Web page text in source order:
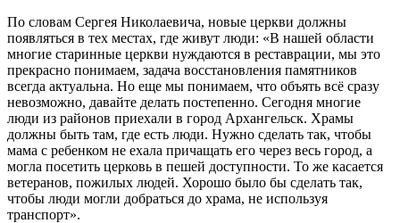
По словам Сергея Николаевича, новые церкви должны
появляться в тех местах, где живут люди: «В нашей области
многие старинные церкви нуждаются в реставрации, мы это
прекрасно понимаем, задача восстановления памятников
всегда актуальна. Но еще мы понимаем, что объять всё сразу
невозможно, давайте делать постепенно. Сегодня многие
люди из районов приехали в город Архангельск. Храмы
должны быть там, где есть люди. Нужно сделать так, чтобы
мама с ребенком не ехала причащать его через весь город, а
могла посетить церковь в пешей доступности. То же касается
ветеранов, пожилых людей. Хорошо было бы сделать так,
чтобы люди могли добраться до храма, не используя
транспорт».